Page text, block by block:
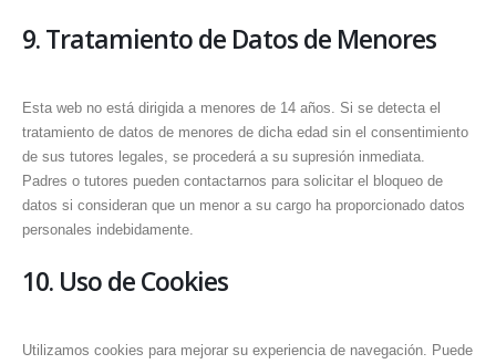
9. Tratamiento de Datos de Menores
Esta web no está dirigida a menores de 14 años. Si se detecta el
tratamiento de datos de menores de dicha edad sin el consentimiento
de sus tutores legales, se procederá a su supresión inmediata.
Padres o tutores pueden contactarnos para solicitar el bloqueo de
datos si consideran que un menor a su cargo ha proporcionado datos
personales indebidamente.
10. Uso de Cookies
Utilizamos cookies para mejorar su experiencia de navegación. Puede